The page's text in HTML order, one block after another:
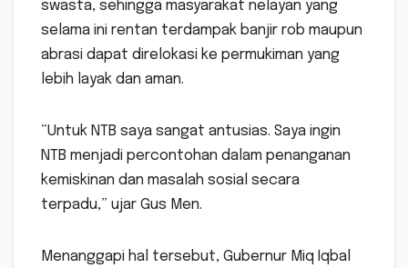
swasta, sehingga masyarakat nelayan yang
selama ini rentan terdampak banjir rob maupun
abrasi dapat direlokasi ke permukiman yang
lebih layak dan aman.
“Untuk NTB saya sangat antusias. Saya ingin
NTB menjadi percontohan dalam penanganan
kemiskinan dan masalah sosial secara
terpadu,” ujar Gus Men.
Menanggapi hal tersebut, Gubernur Miq Iqbal